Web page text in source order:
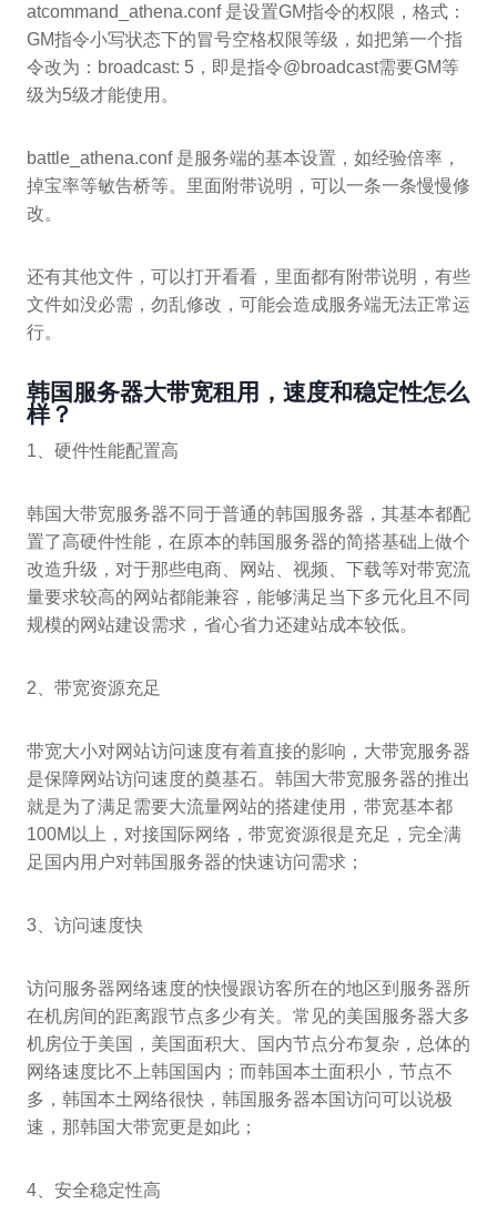
atcommand_athena.conf 是设置GM指令的权限，格式：
GM指令小写状态下的冒号空格权限等级，如把第一个指
令改为：broadcast: 5，即是指令@broadcast需要GM等
级为5级才能使用。
battle_athena.conf 是服务端的基本设置，如经验倍率，
掉宝率等敏告桥等。里面附带说明，可以一条一条慢慢修
改。
还有其他文件，可以打开看看，里面都有附带说明，有些
文件如没必需，勿乱修改，可能会造成服务端无法正常运
行。
韩国服务器大带宽租用，速度和稳定性怎么
样？
1、硬件性能配置高
韩国大带宽服务器不同于普通的韩国服务器，其基本都配
置了高硬件性能，在原本的韩国服务器的简搭基础上做个
改造升级，对于那些电商、网站、视频、下载等对带宽流
量要求较高的网站都能兼容，能够满足当下多元化且不同
规模的网站建设需求，省心省力还建站成本较低。
2、带宽资源充足
带宽大小对网站访问速度有着直接的影响，大带宽服务器
是保障网站访问速度的奠基石。韩国大带宽服务器的推出
就是为了满足需要大流量网站的搭建使用，带宽基本都
100M以上，对接国际网络，带宽资源很是充足，完全满
足国内用户对韩国服务器的快速访问需求；
3、访问速度快
访问服务器网络速度的快慢跟访客所在的地区到服务器所
在机房间的距离跟节点多少有关。常见的美国服务器大多
机房位于美国，美国面积大、国内节点分布复杂，总体的
网络速度比不上韩国国内；而韩国本土面积小，节点不
多，韩国本土网络很快，韩国服务器本国访问可以说极
速，那韩国大带宽更是如此；
4、安全稳定性高